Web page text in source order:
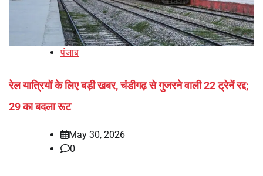
पंजाब
रेल यात्रियों के लिए बड़ी खबर, चंडीगढ़ से गुजरने वाली 22 ट्रेनें रद्द;
29 का बदला रूट
May 30, 2026
0